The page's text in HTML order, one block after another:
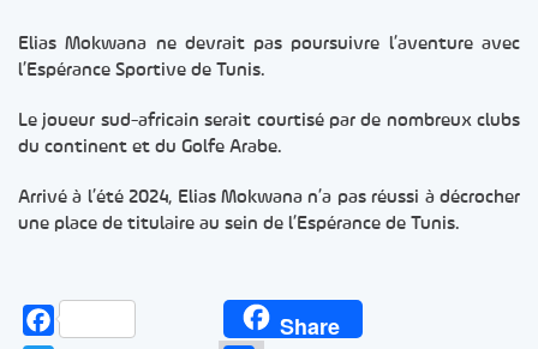
Elias Mokwana ne devrait pas poursuivre l’aventure avec
l’Espérance Sportive de Tunis.
Le joueur sud-africain serait courtisé par de nombreux clubs
du continent et du Golfe Arabe.
Arrivé à l’été 2024, Elias Mokwana n’a pas réussi à décrocher
une place de titulaire au sein de l’Espérance de Tunis.
Facebook Share